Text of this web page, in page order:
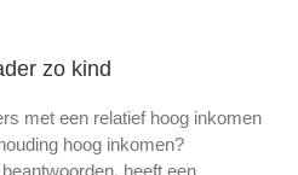
zo kind
met een relatief hoog inkomen
hoog inkomen?